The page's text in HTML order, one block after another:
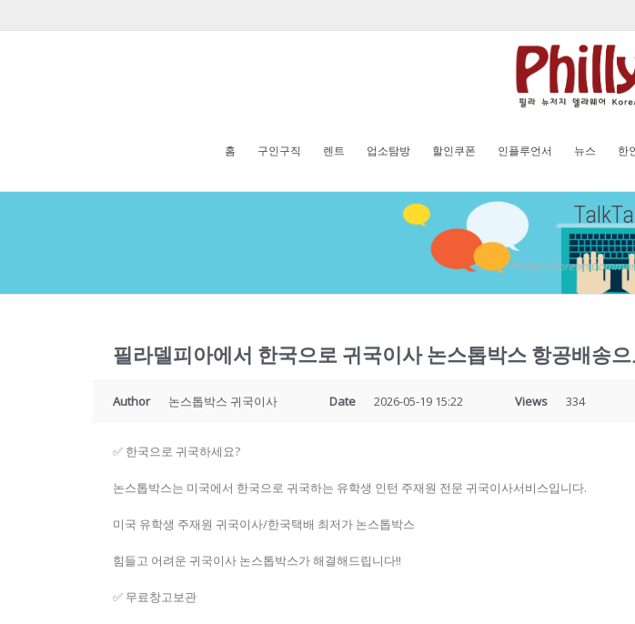
홈 구인구직 렌트 업소탐방 할인쿠폰 인플루언서 뉴스 한
PhillyKo Korean
필라델피아에서 한국으로 귀국이사 논스톱박스 항공배송
Author 논스톱박스 귀국이사 Date 2026-05-19 15:22 Views 334
✅ 한국으로 귀국하세요?
논스톱박스는 미국에서 한국으로 귀국하는 유학생 인턴 주재원 전문 귀국이사서비스입니다.
미국 유학생 주재원 귀국이사/한국택배 최저가 논스톱박스
힘들고 어려운 귀국이사 논스톱박스가 해결해드립니다!!
✅ 무료창고보관